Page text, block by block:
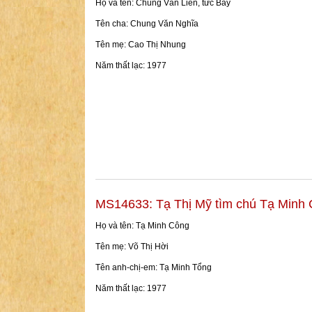
Họ và tên: Chung Văn Liên, tức Bảy
Tên cha: Chung Văn Nghĩa
Tên mẹ: Cao Thị Nhung
Năm thất lạc: 1977
MS14633: Tạ Thị Mỹ tìm chú Tạ Minh
Họ và tên: Tạ Minh Công
Tên mẹ: Võ Thị Hời
Tên anh-chị-em: Tạ Minh Tổng
Năm thất lạc: 1977